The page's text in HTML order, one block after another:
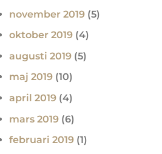
november 2019 (5)
oktober 2019 (4)
augusti 2019 (5)
maj 2019 (10)
april 2019 (4)
mars 2019 (6)
februari 2019 (1)